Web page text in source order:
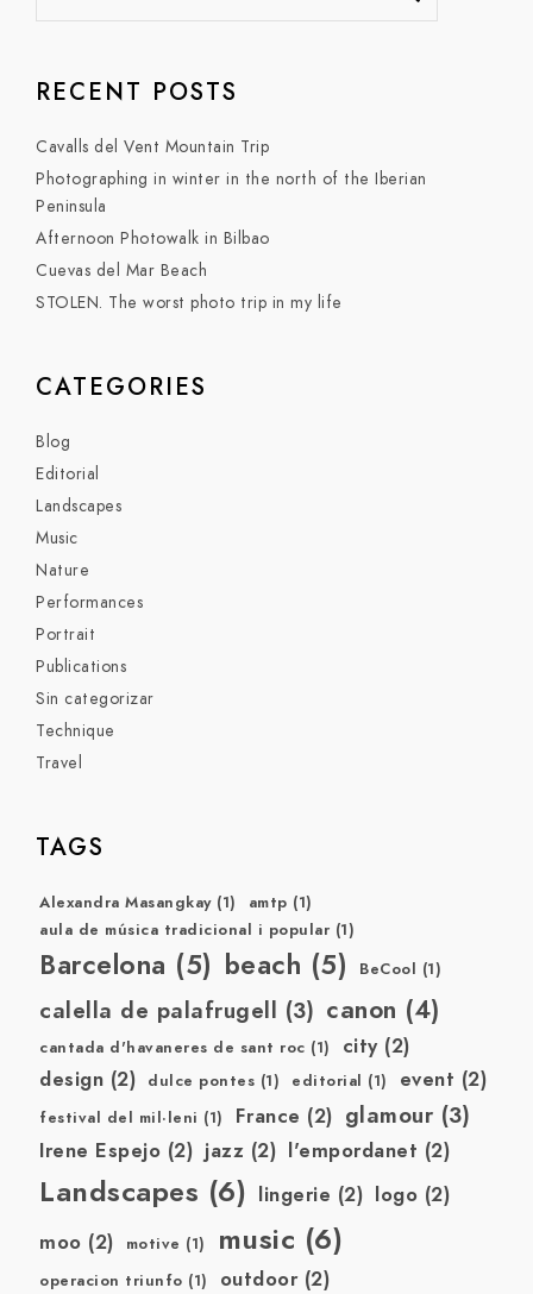
RECENT POSTS
Cavalls del Vent Mountain Trip
Photographing in winter in the north of the Iberian
Peninsula
Afternoon Photowalk in Bilbao
Cuevas del Mar Beach
STOLEN. The worst photo trip in my life
CATEGORIES
Blog
Editorial
Landscapes
Music
Nature
Performances
Portrait
Publications
Sin categorizar
Technique
Travel
TAGS
Alexandra Masangkay(1) amtp (1)
aula de música tradicional i popular (1)
Barcelona (5) beach (5) BeCool (1)
calella de palafrugell (3) canon (4)
cantada d'havaneres de sant roc (1) city(2)
design (2) dulce pontes (1) editorial (1) event (2)
festival del mil·leni (1) France (2) glamour (3)
Irene Espejo (2) jazz (2) l'empordanet (2)
Landscapes (6) lingerie (2) logo (2)
moo (2) motive (1) music (6)
operacion triunfo (1) outdoor(2)